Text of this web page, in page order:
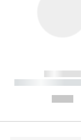
------------
-----------